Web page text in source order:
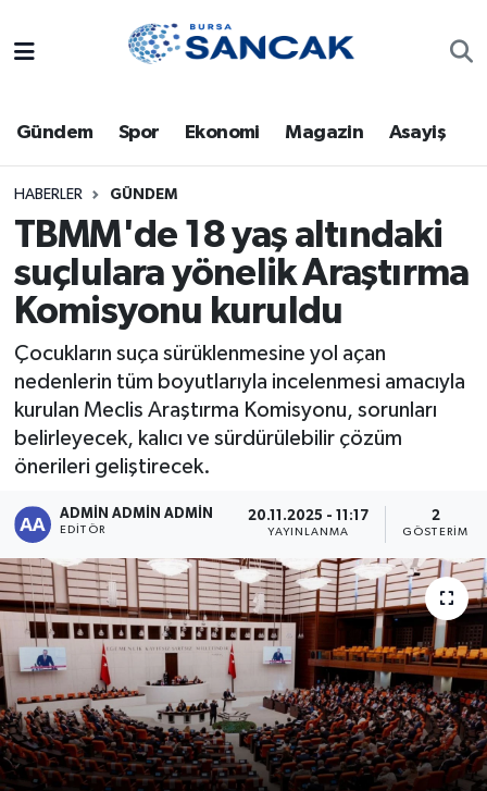
Gündem Spor Ekonomi Magazin Asayiş
HABERLER GÜNDEM
TBMM'de 18 yaş altındaki
suçlulara yönelik Araştırma
Komisyonu kuruldu
Çocukların suça sürüklenmesine yol açan
nedenlerin tüm boyutlarıyla incelenmesi amacıyla
kurulan Meclis Araştırma Komisyonu, sorunları
belirleyecek, kalıcı ve sürdürülebilir çözüm
önerileri geliştirecek.
ADMİN ADMİN ADMİN
EDITÖR
20.11.2025 - 11:17
YAYINLANMA
2
GÖSTERIM
Bursa
Dünya
Eğitim
Ekonomi
Genel
Gündem
Magazin
Sağlık
Siyaset
Spor
Türkiye
Trafik Durumu
Süper Lig Puan Durumu ve Fikstür
Tüm Manşetler
Son Dakika Haberleri
Haber Arşivi